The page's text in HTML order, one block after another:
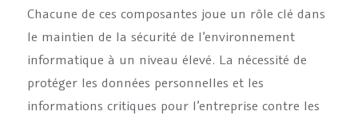
Chacune de ces composantes joue un rôle clé dans
le maintien de la sécurité de l’environnement
informatique à un niveau élevé. La nécessité de
protéger les données personnelles et les
informations critiques pour l’entreprise contre les